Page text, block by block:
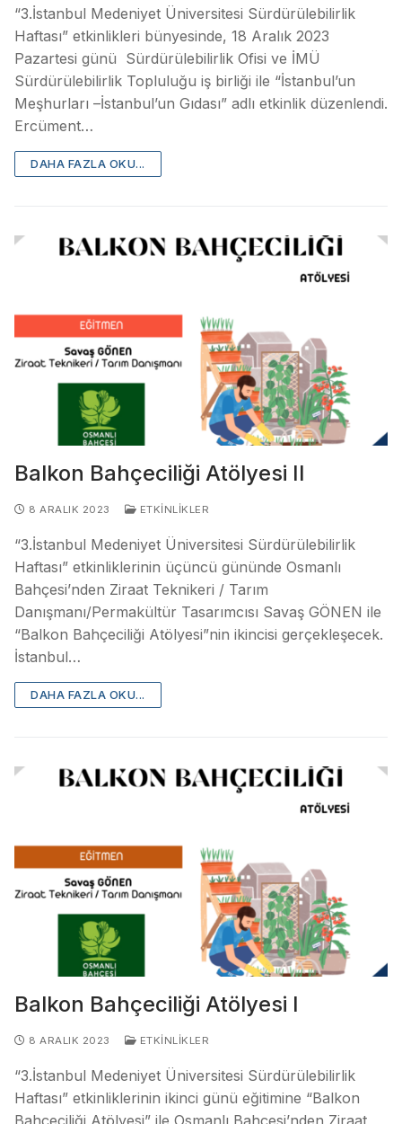
“3.İstanbul Medeniyet Üniversitesi Sürdürülebilirlik
Haftası” etkinlikleri bünyesinde, 18 Aralık 2023
Pazartesi günü Sürdürülebilirlik Ofisi ve İMÜ
Sürdürülebilirlik Topluluğu iş birliği ile “İstanbul’un
Meşhurları –İstanbul’un Gıdası” adlı etkinlik düzenlendi.
Ercüment…
DAHA FAZLA OKU...
Balkon Bahçeciliği Atölyesi II
8 ARALIK 2023 ETKINLIKLER
“3.İstanbul Medeniyet Üniversitesi Sürdürülebilirlik
Haftası” etkinliklerinin üçüncü gününde Osmanlı
Bahçesi’nden Ziraat Teknikeri / Tarım
Danışmanı/Permakültür Tasarımcısı Savaş GÖNEN ile
“Balkon Bahçeciliği Atölyesi”nin ikincisi gerçekleşecek.
İstanbul…
DAHA FAZLA OKU...
Balkon Bahçeciliği Atölyesi I
8 ARALIK 2023 ETKINLIKLER
“3.İstanbul Medeniyet Üniversitesi Sürdürülebilirlik
Haftası” etkinliklerinin ikinci günü eğitimine “Balkon
Bahçeciliği Atölyesi” ile Osmanlı Bahçesi’nden Ziraat